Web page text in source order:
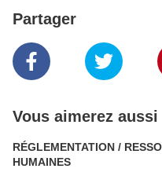
Partager
Vous aimerez aussi
RÉGLEMENTATION /
HUMAINES